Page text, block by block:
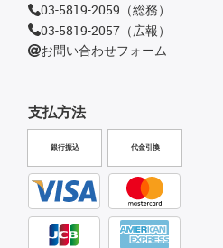
支払方法
銀行振込 代金引換
03-5819-2059（総務）
03-5819-2057（広報）
お問い合わせフォーム